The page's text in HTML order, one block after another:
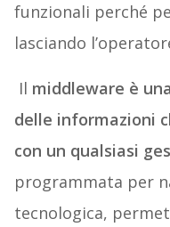
funzionali perché
lasciando
Il middleware è
delle informazioni
con un qualsiasi
programmata per
tecnologica,